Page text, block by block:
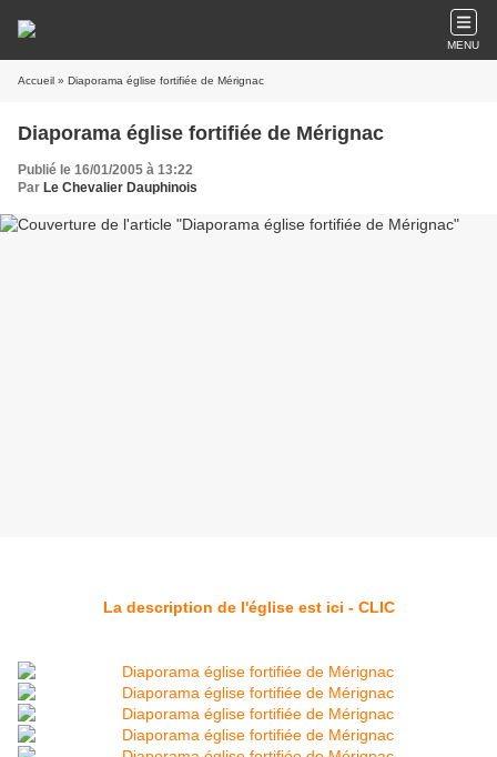
MENU
Accueil » Diaporama église fortifiée de Mérignac
Diaporama église fortifiée de Mérignac
Publié le 16/01/2005 à 13:22
Par Le Chevalier Dauphinois
La description de l'église est ici - CLIC